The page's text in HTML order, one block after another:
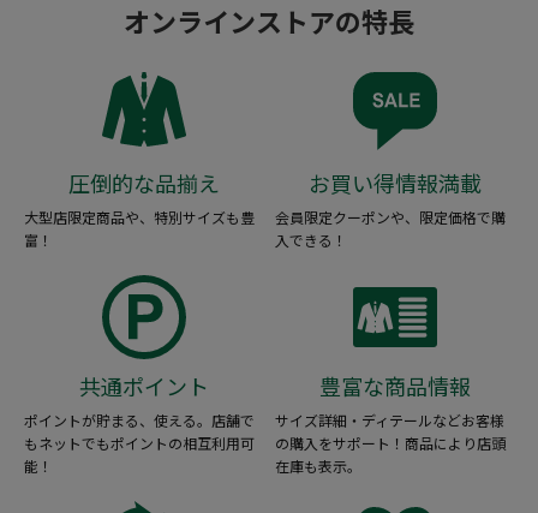
オンラインストアの特長
圧倒的な品揃え
大型店限定商品や、特別サイズも豊
富！
お買い得情報満載
会員限定クーポンや、限定価格で購
入できる！
共通ポイント
ポイントが貯まる、使える。店舗で
もネットでもポイントの相互利用可
能！
豊富な商品情報
サイズ詳細・ディテールなどお客様
の購入をサポート！商品により店頭
在庫も表示。